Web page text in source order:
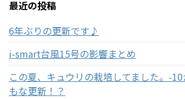
最近の投稿
6年ぶりの更新です♪
i-smart台風15号の影響まとめ
この夏、キュウリの栽培してました。-
もな更新！？